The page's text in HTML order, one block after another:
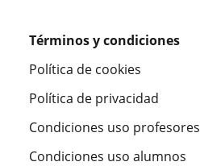
Términos y condiciones
Política de cookies
Política de privacidad
Condiciones uso profesores
Condiciones uso alumnos